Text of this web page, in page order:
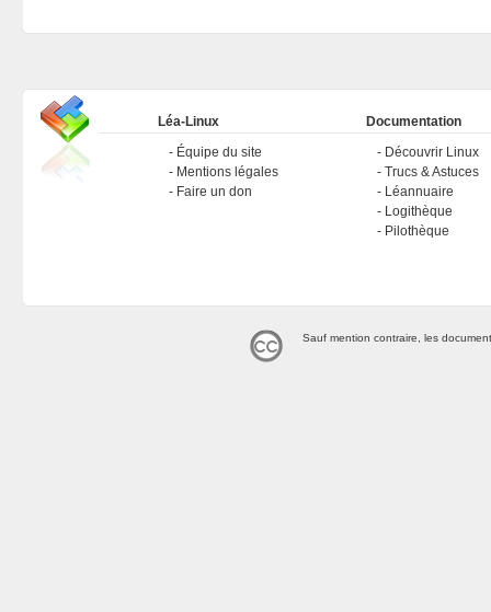
Léa-Linux
Équipe du site
Mentions légales
Faire un don
Documentation
Découvrir Linux
Trucs & Astuces
Léannuaire
Logithèque
Pilothèque
Sauf mention contraire, les